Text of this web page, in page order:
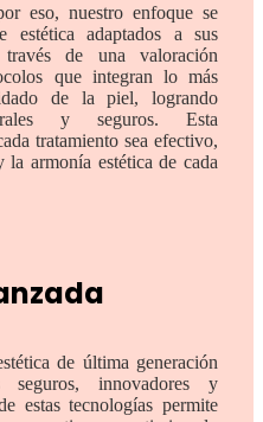
eso, nuestro enfoque se
estética adaptados a sus
través de una valoración
que integran lo más
de la piel, logrando
y seguros. Esta
tratamiento sea efectivo,
la armonía estética de cada
de última generación
seguros, innovadores y
estas tecnologías permite